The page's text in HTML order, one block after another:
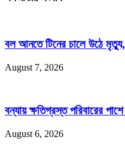
বল আনতে টিনের চালে উঠে মৃত্যু,
August 7, 2026
বন্যায় ক্ষতিগ্রস্ত পরিবারের
August 6, 2026